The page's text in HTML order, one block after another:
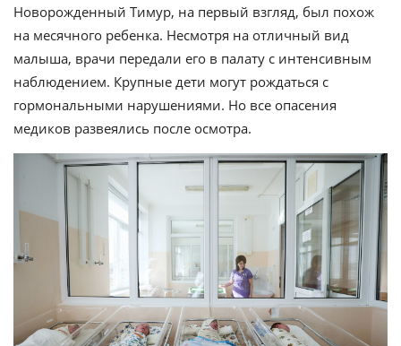
Новорожденный Тимур, на первый взгляд, был похож
на месячного ребенка. Несмотря на отличный вид
малыша, врачи передали его в палату с интенсивным
наблюдением. Крупные дети могут рождаться с
гормональными нарушениями. Но все опасения
медиков развеялись после осмотра.